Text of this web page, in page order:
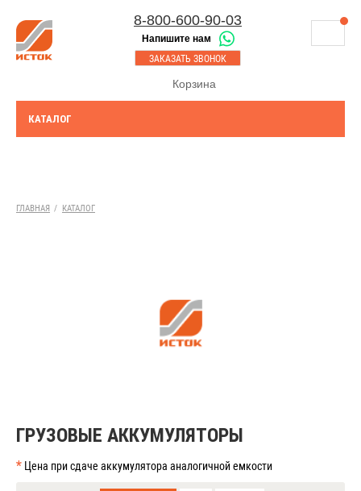
8-800-600-90-03
Напишите нам
ЗАКАЗАТЬ ЗВОНОК
Корзина
МАГАЗИНЫ
ОПЛАТА
8-843-230-17-45
Казань
Набережные Челны
КАТАЛОГ
ГЛАВНАЯ / КАТАЛОГ
ГРУЗОВЫЕ АККУМУЛЯТОРЫ
* Цена при сдаче аккумулятора аналогичной емкости